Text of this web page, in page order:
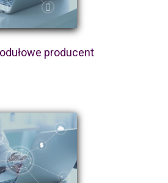
producent